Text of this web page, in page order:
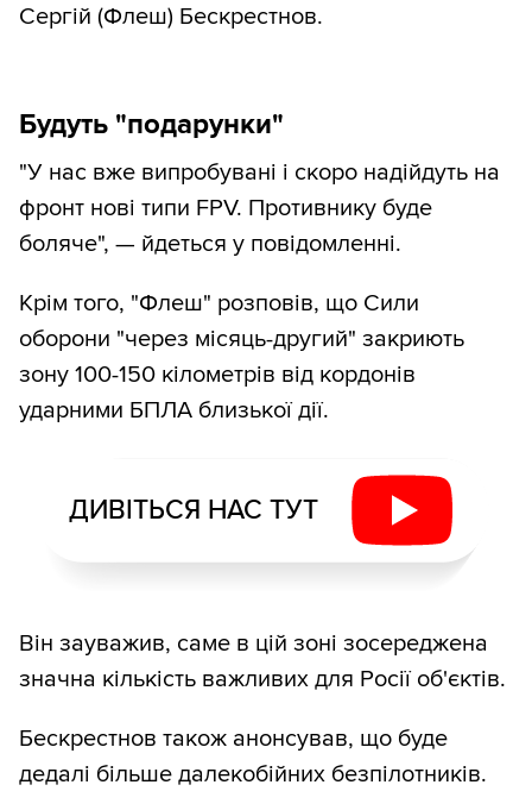
Сергій (Флеш) Бескрестнов.
Будуть "подарунки"
"У нас вже випробувані і скоро надійдуть на
фронт нові типи FPV. Противнику буде
боляче", — йдеться у повідомленні.
Крім того, "Флеш" розповів, що Сили
оборони "через місяць-другий" закриють
зону 100-150 кілометрів від кордонів
ударними БПЛА близької дії.
ДИВІТЬСЯ НАС ТУТ
Він зауважив, саме в цій зоні зосереджена
значна кількість важливих для Росії об'єктів.
Бескрестнов також анонсував, що буде
дедалі більше далекобійних безпілотників.